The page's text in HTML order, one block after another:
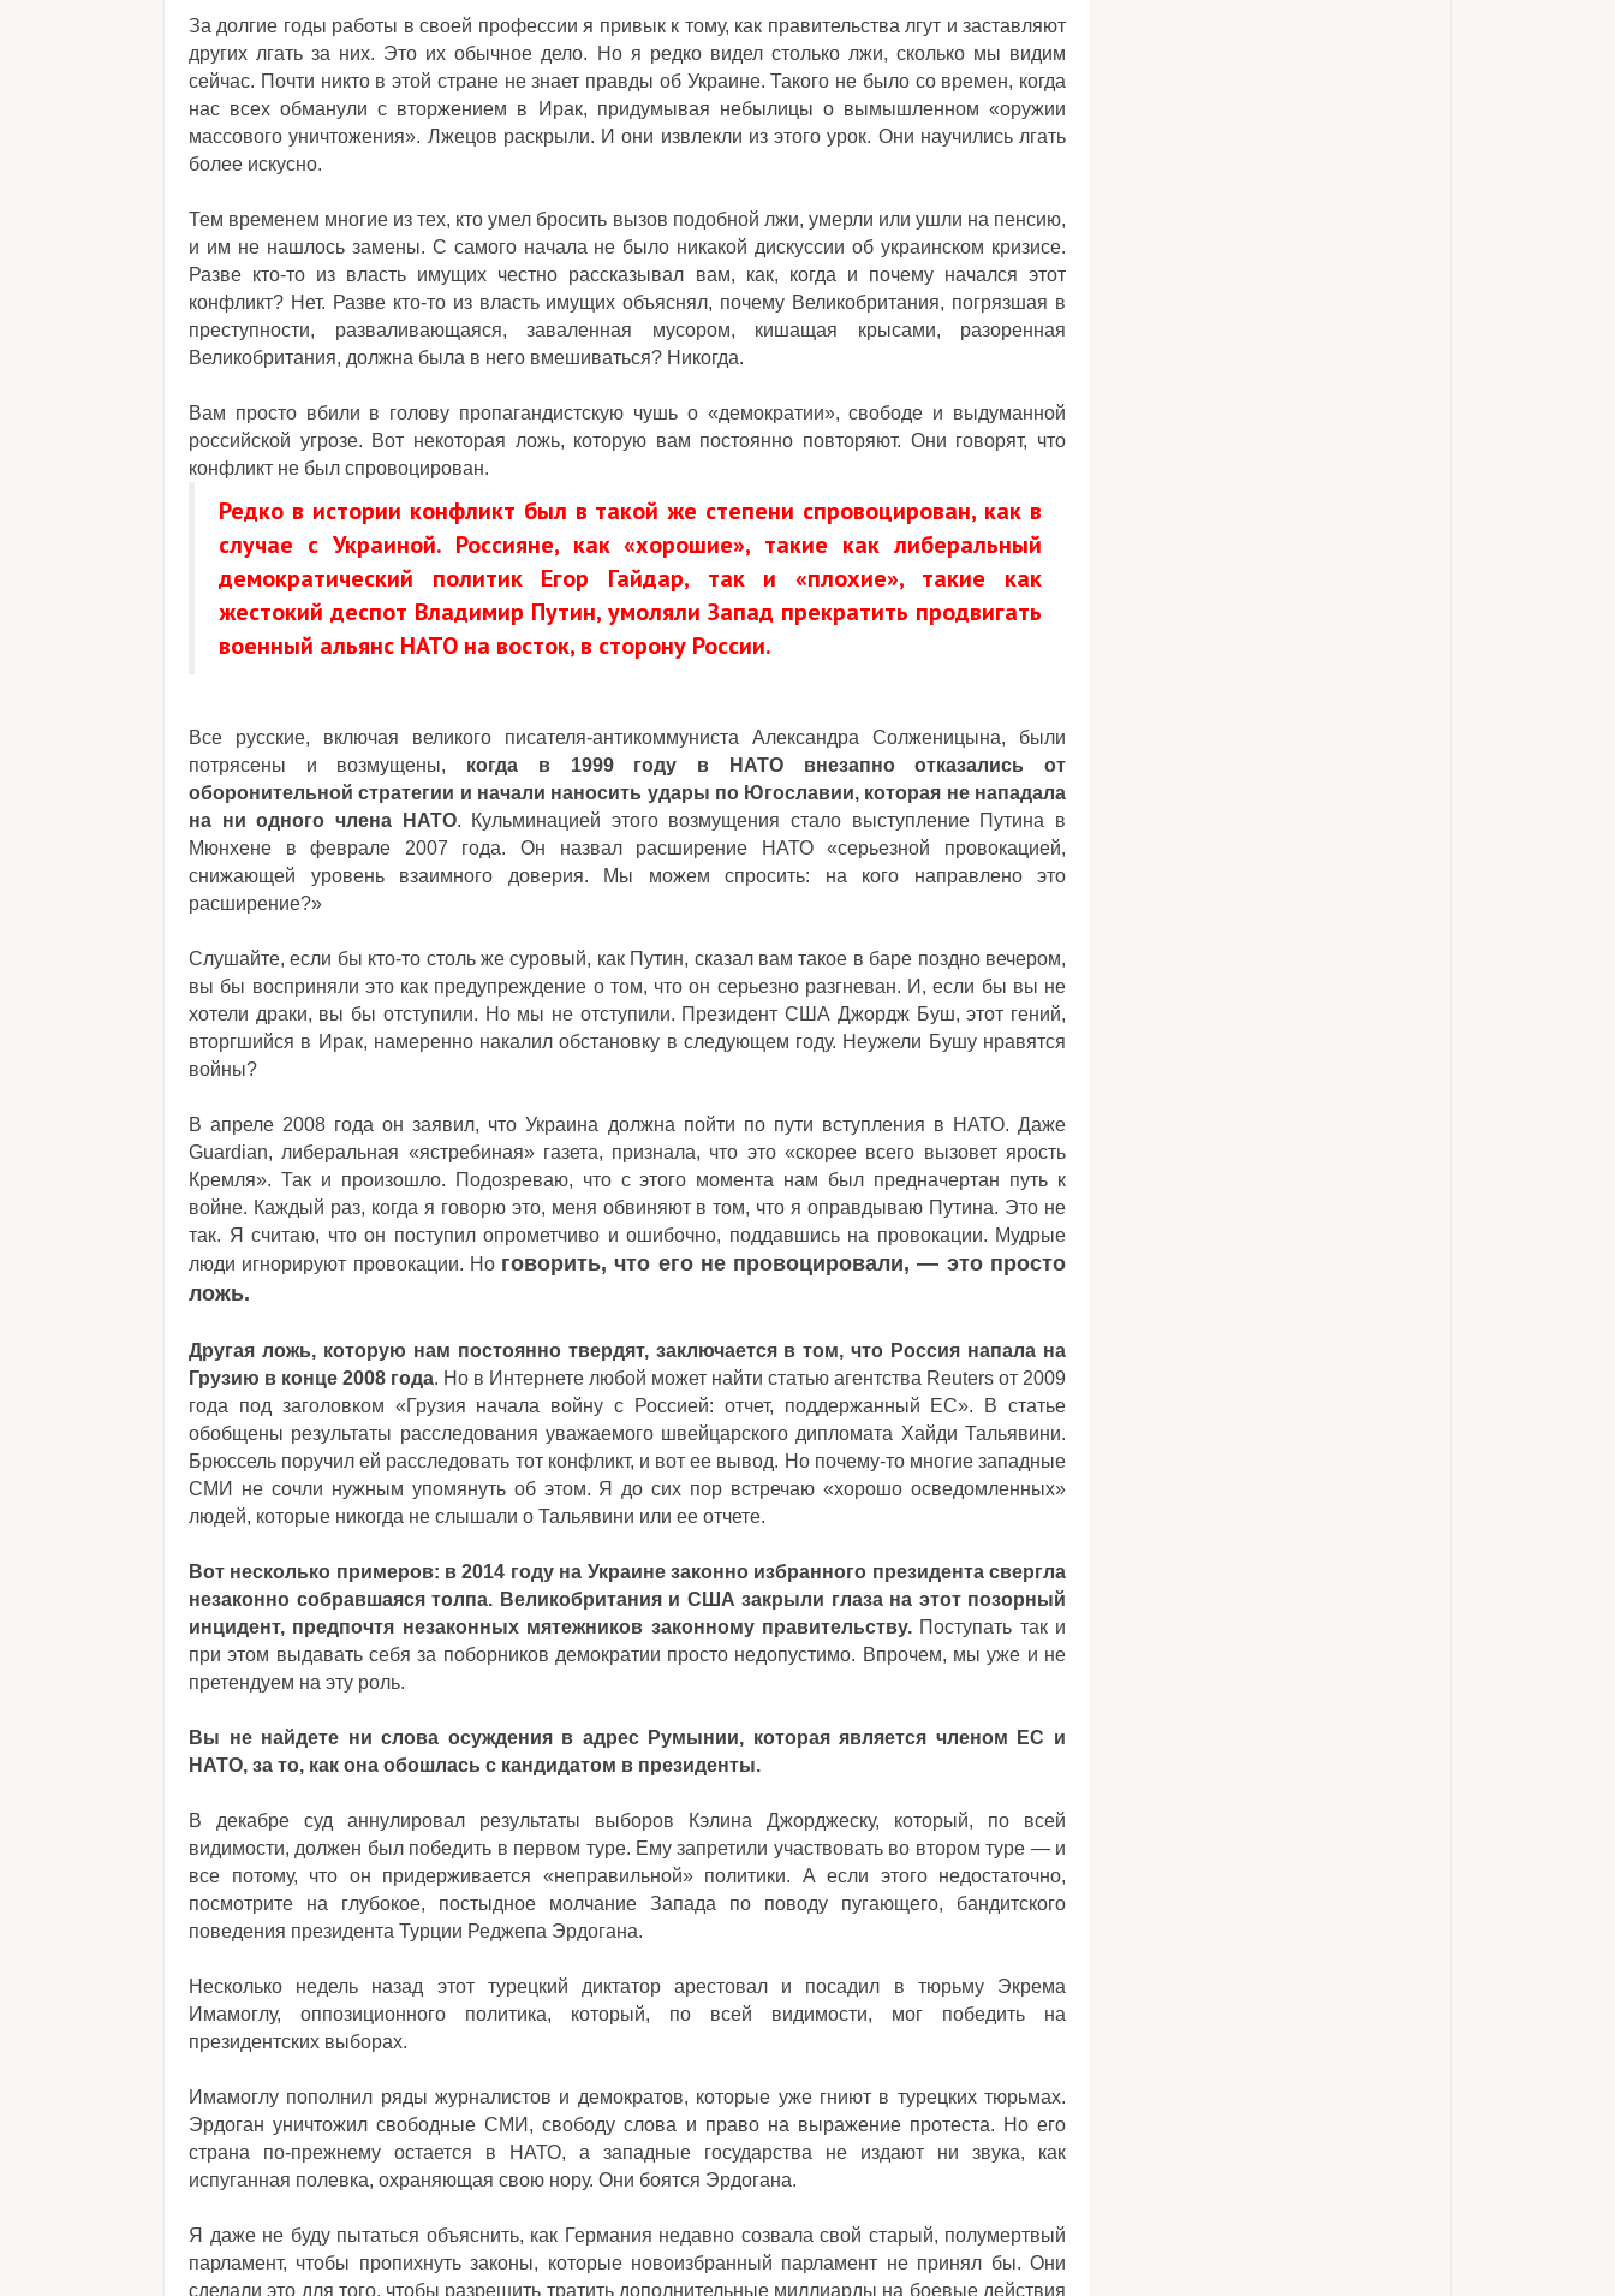
За долгие годы работы в своей профессии я привык к тому, как правительства лгут и заставляют
других лгать за них. Это их обычное дело. Но я редко видел столько лжи, сколько мы видим
сейчас. Почти никто в этой стране не знает правды об Украине. Такого не было со времен, когда
нас всех обманули с вторжением в Ирак, придумывая небылицы о вымышленном «оружии
массового уничтожения». Лжецов раскрыли. И они извлекли из этого урок. Они научились лгать
более искусно.
Тем временем многие из тех, кто умел бросить вызов подобной лжи, умерли или ушли на пенсию,
и им не нашлось замены. С самого начала не было никакой дискуссии об украинском кризисе.
Разве кто-то из власть имущих честно рассказывал вам, как, когда и почему начался этот
конфликт? Нет. Разве кто-то из власть имущих объяснял, почему Великобритания, погрязшая в
преступности, разваливающаяся, заваленная мусором, кишащая крысами, разоренная
Великобритания, должна была в него вмешиваться? Никогда.
Вам просто вбили в голову пропагандистскую чушь о «демократии», свободе и выдуманной
российской угрозе. Вот некоторая ложь, которую вам постоянно повторяют. Они говорят, что
конфликт не был спровоцирован.
Редко в истории конфликт был в такой же степени спровоцирован, как в
случае с Украиной. Россияне, как «хорошие», такие как либеральный
демократический политик Егор Гайдар, так и «плохие», такие как
жестокий деспот Владимир Путин, умоляли Запад прекратить продвигать
военный альянс НАТО на восток, в сторону России.
Все русские, включая великого писателя-антикоммуниста Александра Солженицына, были
потрясены и возмущены, когда в 1999 году в НАТО внезапно отказались от
оборонительной стратегии и начали наносить удары по Югославии, которая не нападала
на ни одного члена НАТО. Кульминацией этого возмущения стало выступление Путина в
Мюнхене в феврале 2007 года. Он назвал расширение НАТО «серьезной провокацией,
снижающей уровень взаимного доверия. Мы можем спросить: на кого направлено это
расширение?»
Слушайте, если бы кто-то столь же суровый, как Путин, сказал вам такое в баре поздно вечером,
вы бы восприняли это как предупреждение о том, что он серьезно разгневан. И, если бы вы не
хотели драки, вы бы отступили. Но мы не отступили. Президент США Джордж Буш, этот гений,
вторгшийся в Ирак, намеренно накалил обстановку в следующем году. Неужели Бушу нравятся
войны?
В апреле 2008 года он заявил, что Украина должна пойти по пути вступления в НАТО. Даже
Guardian, либеральная «ястребиная» газета, признала, что это «скорее всего вызовет ярость
Кремля». Так и произошло. Подозреваю, что с этого момента нам был предначертан путь к
войне. Каждый раз, когда я говорю это, меня обвиняют в том, что я оправдываю Путина. Это не
так. Я считаю, что он поступил опрометчиво и ошибочно, поддавшись на провокации. Мудрые
люди игнорируют провокации. Но говорить, что его не провоцировали, — это просто
ложь.
Другая ложь, которую нам постоянно твердят, заключается в том, что Россия напала на
Грузию в конце 2008 года. Но в Интернете любой может найти статью агентства Reuters от 2009
года под заголовком «Грузия начала войну с Россией: отчет, поддержанный ЕС». В статье
обобщены результаты расследования уважаемого швейцарского дипломата Хайди Тальявини.
Брюссель поручил ей расследовать тот конфликт, и вот ее вывод. Но почему-то многие западные
СМИ не сочли нужным упомянуть об этом. Я до сих пор встречаю «хорошо осведомленных»
людей, которые никогда не слышали о Тальявини или ее отчете.
Вот несколько примеров: в 2014 году на Украине законно избранного президента свергла
незаконно собравшаяся толпа. Великобритания и США закрыли глаза на этот позорный
инцидент, предпочтя незаконных мятежников законному правительству.Поступать так и
при этом выдавать себя за поборников демократии просто недопустимо. Впрочем, мы уже и не
претендуем на эту роль.
Вы не найдете ни слова осуждения в адрес Румынии, которая является членом ЕС и
НАТО, за то, как она обошлась с кандидатом в президенты.
В декабре суд аннулировал результаты выборов Кэлина Джорджеску, который, по всей
видимости, должен был победить в первом туре. Ему запретили участвовать во втором туре — и
все потому, что он придерживается «неправильной» политики. А если этого недостаточно,
посмотрите на глубокое, постыдное молчание Запада по поводу пугающего, бандитского
поведения президента Турции Реджепа Эрдогана.
Несколько недель назад этот турецкий диктатор арестовал и посадил в тюрьму Экрема
Имамоглу, оппозиционного политика, который, по всей видимости, мог победить на
президентских выборах.
Имамоглу пополнил ряды журналистов и демократов, которые уже гниют в турецких тюрьмах.
Эрдоган уничтожил свободные СМИ, свободу слова и право на выражение протеста. Но его
страна по-прежнему остается в НАТО, а западные государства не издают ни звука, как
испуганная полевка, охраняющая свою нору. Они боятся Эрдогана.
Я даже не буду пытаться объяснить, как Германия недавно созвала свой старый, полумертвый
парламент, чтобы пропихнуть законы, которые новоизбранный парламент не принял бы. Они
сделали это для того, чтобы разрешить тратить дополнительные миллиарды на боевые действия